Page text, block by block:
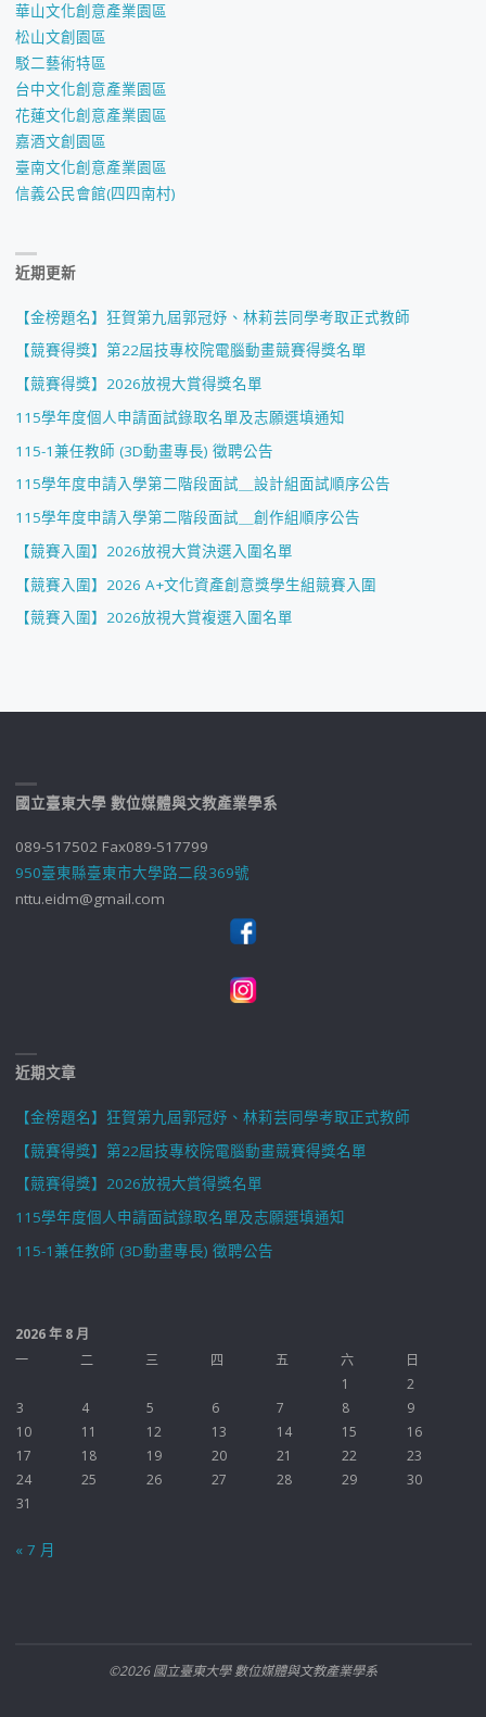
華山文化創意產業園區
松山文創園區
駁二藝術特區
台中文化創意產業園區
花蓮文化創意產業園區
嘉酒文創園區
臺南文化創意產業園區
信義公民會館(四四南村)
近期更新
【金榜題名】狂賀第九屆郭冠妤、林莉芸同學考取正式教師
【競賽得獎】第22屆技專校院電腦動畫競賽得獎名單
【競賽得獎】2026放視大賞得獎名單
115學年度個人申請面試錄取名單及志願選填通知
115-1兼任教師 (3D動畫專長) 徵聘公告
115學年度申請入學第二階段面試＿設計組面試順序公告
115學年度申請入學第二階段面試＿創作組順序公告
【競賽入圍】2026放視大賞決選入圍名單
【競賽入圍】2026 A+文化資產創意獎學生組競賽入圍
【競賽入圍】2026放視大賞複選入圍名單
國立臺東大學 數位媒體與文教產業學系
089-517502 Fax089-517799
950臺東縣臺東市大學路二段369號
nttu.eidm@gmail.com
近期文章
【金榜題名】狂賀第九屆郭冠妤、林莉芸同學考取正式教師
【競賽得獎】第22屆技專校院電腦動畫競賽得獎名單
【競賽得獎】2026放視大賞得獎名單
115學年度個人申請面試錄取名單及志願選填通知
115-1兼任教師 (3D動畫專長) 徵聘公告
2026 年 8 月
一
二 三 四 五 六
日
1
2
3
4 5 6 7 8
9
10
11 12 13 14 15
16
17
18 19 20 21 22
23
24
25 26 27 28 29
30
31
« 7 月
©2026 國立臺東大學 數位媒體與文教產業學系